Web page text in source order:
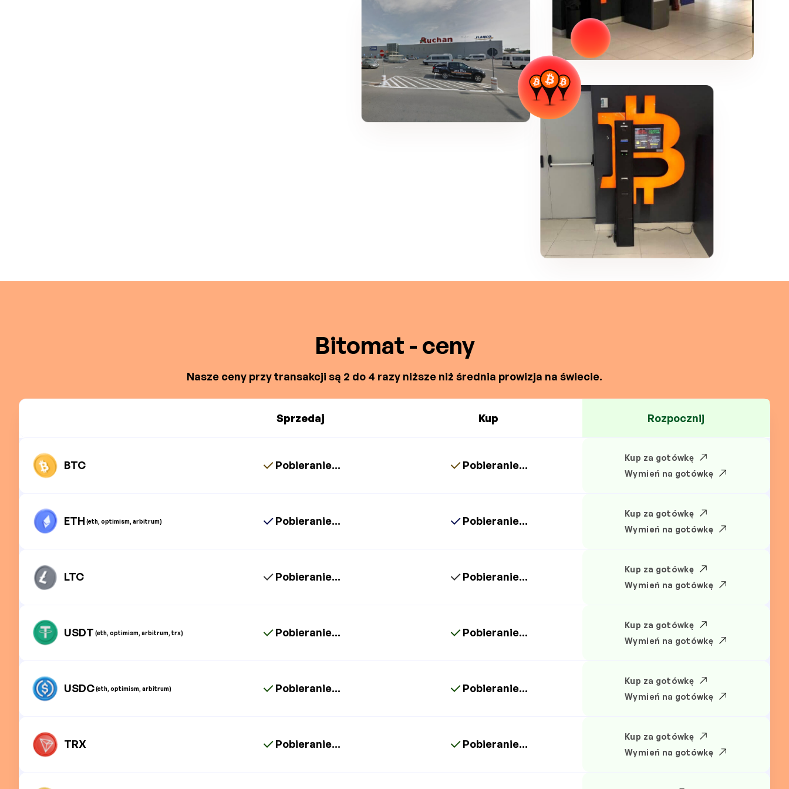
Bitomat - ceny
Nasze ceny przy transakcji są 2 do 4 razy niższe niż średnia prowizja na świecie.
Sprzedaj Kup Rozpocznij
BTC Pobieranie... Pobieranie...
Kup za gotówkę
Wymień na gotówkę
ETH (eth, optimism, arbitrum) Pobieranie... Pobieranie...
Kup za gotówkę
Wymień na gotówkę
LTC Pobieranie... Pobieranie...
Kup za gotówkę
Wymień na gotówkę
USDT (eth, optimism, arbitrum, trx) Pobieranie... Pobieranie...
Kup za gotówkę
Wymień na gotówkę
USDC(eth, optimism, arbitrum) Pobieranie... Pobieranie...
Kup za gotówkę
Wymień na gotówkę
TRX Pobieranie... Pobieranie...
Kup za gotówkę
Wymień na gotówkę